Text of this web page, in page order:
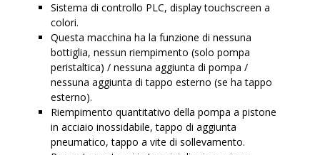
Sistema di controllo PLC, display touchscreen a
colori.
Questa macchina ha la funzione di nessuna
bottiglia, nessun riempimento (solo pompa
peristaltica) / nessuna aggiunta di pompa /
nessuna aggiunta di tappo esterno (se ha tappo
esterno).
Riempimento quantitativo della pompa a pistone
in acciaio inossidabile, tappo di aggiunta
pneumatico, tappo a vite di sollevamento.